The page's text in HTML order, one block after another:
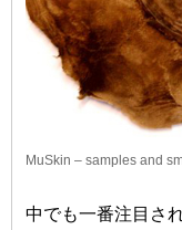
MuSkin – samples and
中でも一番注目さ